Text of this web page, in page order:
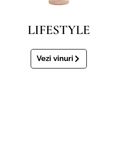
LIFESTYLE
Vezi vinuri